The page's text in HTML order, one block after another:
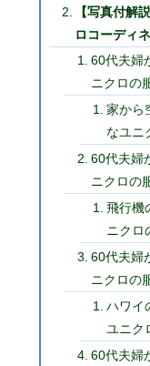
【写真付解
ロコーディ
60代夫婦
ニクロの
家から
なユニ
60代夫婦
ニクロの
飛行機
ニクロ
60代夫婦
ニクロの
ハワイ
ユニク
60代夫婦